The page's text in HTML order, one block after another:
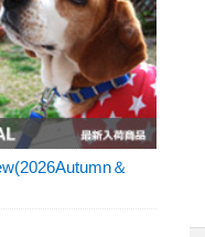
＆